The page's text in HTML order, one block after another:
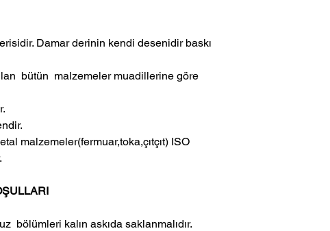
Damar derinin kendi desenidir baskı
bütün malzemeler muadillerine göre
malzemeler(fermuar,toka,çıtçıt) ISO
bölümleri kalın askıda saklanmalıdır.